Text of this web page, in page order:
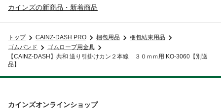
カインズの新商品・新着商品
トップ CAINZ-DASH PRO 梱包用品
梱包結束用品
ゴムバンド
ゴムロープ用金具
【CAINZ-DASH】共和 送り引掛けカン２本線 ３０ｍｍ用 KO-3060【別送
品】
カインズオンラインショップ